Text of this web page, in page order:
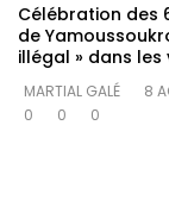
Célébration des
de
illégal » dans les
MARTIAL GALÉ
8
0
0 0